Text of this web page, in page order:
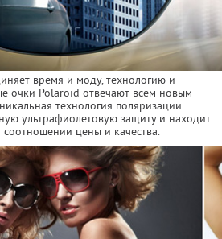
время и моду, технологию и
очки Polaroid отвечают всем новым
технология поляризации
ультрафиолетовую защиту и находит
цены и качества.